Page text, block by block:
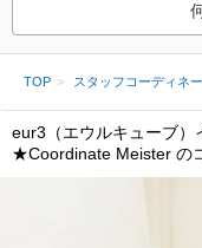
TOP スタッフコーディネ
eur3（エウルキューブ）
★Coordinate Meister の